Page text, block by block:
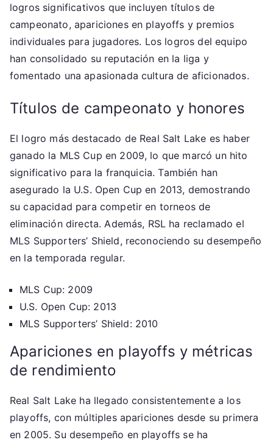
logros significativos que incluyen títulos de
campeonato, apariciones en playoffs y premios
individuales para jugadores. Los logros del equipo
han consolidado su reputación en la liga y
fomentado una apasionada cultura de aficionados.
Títulos de campeonato y honores
El logro más destacado de Real Salt Lake es haber
ganado la MLS Cup en 2009, lo que marcó un hito
significativo para la franquicia. También han
asegurado la U.S. Open Cup en 2013, demostrando
su capacidad para competir en torneos de
eliminación directa. Además, RSL ha reclamado el
MLS Supporters’ Shield, reconociendo su desempeño
en la temporada regular.
MLS Cup: 2009
U.S. Open Cup: 2013
MLS Supporters’ Shield: 2010
Apariciones en playoffs y métricas
de rendimiento
Real Salt Lake ha llegado consistentemente a los
playoffs, con múltiples apariciones desde su primera
en 2005. Su desempeño en playoffs se ha